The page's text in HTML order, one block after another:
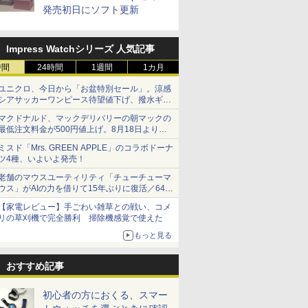
発売初日にソフト更新
Impress Watchシリーズ 人気記事
24時間 1週間 1カ月
ニクロ、今日から「お盆特別セール」。涼感
アサッカーワンピース待望値下げ、撥水ギア
ョーツは1990円に
クドナルド、マックデリバリーの朝マックの
低注文料金が500円値上げ。8月18日より
円から受付
スド「Mrs. GREEN APPLE」のコラボドーナ
4種、いよいよ発売！
舗のマウスユーティリティ「チューチューマ
ス」がAIの力を借りて15年ぶりに復活／64bit
、Windows 10/11、「Chrome」も走り回
。復活記念で2026年末まで500円
家電レビュー】手ごわい雑草との戦い、コメ
の草刈機で完全勝利 掃除機感覚で使えた
もっと見る
おすすめ記事
初心者の方におくる、スマー